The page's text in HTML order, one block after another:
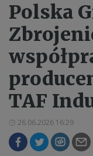
Polska
TAF
26.06.2026 16:29